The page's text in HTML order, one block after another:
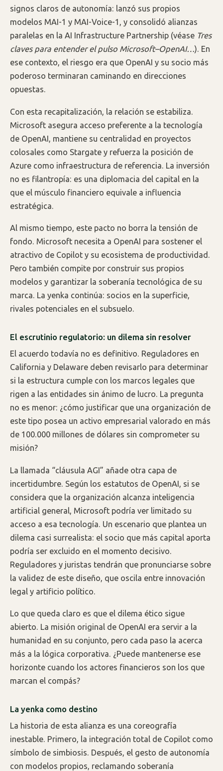
signos claros de autonomía: lanzó sus propios
modelos MAI-1 y MAI-Voice-1, y consolidó alianzas
paralelas en la AI Infrastructure Partnership (véase Tres
claves para entender el pulso Microsoft–OpenAI…). En
ese contexto, el riesgo era que OpenAI y su socio más
poderoso terminaran caminando en direcciones
opuestas.
Con esta recapitalización, la relación se estabiliza.
Microsoft asegura acceso preferente a la tecnología
de OpenAI, mantiene su centralidad en proyectos
colosales como Stargate y refuerza la posición de
Azure como infraestructura de referencia. La inversión
no es filantropía: es una diplomacia del capital en la
que el músculo financiero equivale a influencia
estratégica.
Al mismo tiempo, este pacto no borra la tensión de
fondo. Microsoft necesita a OpenAI para sostener el
atractivo de Copilot y su ecosistema de productividad.
Pero también compite por construir sus propios
modelos y garantizar la soberanía tecnológica de su
marca. La yenka continúa: socios en la superficie,
rivales potenciales en el subsuelo.
El escrutinio regulatorio: un dilema sin resolver
El acuerdo todavía no es definitivo. Reguladores en
California y Delaware deben revisarlo para determinar
si la estructura cumple con los marcos legales que
rigen a las entidades sin ánimo de lucro. La pregunta
no es menor: ¿cómo justificar que una organización de
este tipo posea un activo empresarial valorado en más
de 100.000 millones de dólares sin comprometer su
misión?
La llamada “cláusula AGI” añade otra capa de
incertidumbre. Según los estatutos de OpenAI, si se
considera que la organización alcanza inteligencia
artificial general, Microsoft podría ver limitado su
acceso a esa tecnología. Un escenario que plantea un
dilema casi surrealista: el socio que más capital aporta
podría ser excluido en el momento decisivo.
Reguladores y juristas tendrán que pronunciarse sobre
la validez de este diseño, que oscila entre innovación
legal y artificio político.
Lo que queda claro es que el dilema ético sigue
abierto. La misión original de OpenAI era servir a la
humanidad en su conjunto, pero cada paso la acerca
más a la lógica corporativa. ¿Puede mantenerse ese
horizonte cuando los actores financieros son los que
marcan el compás?
La yenka como destino
La historia de esta alianza es una coreografía
inestable. Primero, la integración total de Copilot como
símbolo de simbiosis. Después, el gesto de autonomía
con modelos propios, reclamando soberanía